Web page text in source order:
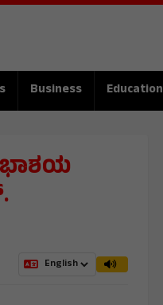
Business Education